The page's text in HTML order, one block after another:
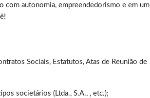
com autonomia, empreendedorismo e em um
Sociais, Estatutos, Atas de Reunião de
societários (Ltda., S.A., , etc.);